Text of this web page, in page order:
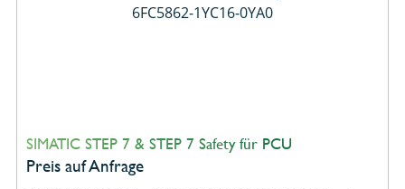
SIMATIC STEP 7 & STEP 7 Safety für PCU
Preis auf Anfrage